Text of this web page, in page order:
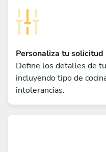
Personaliza tu solicitud
Define los detalles de
incluyendo tipo de
intolerancias.